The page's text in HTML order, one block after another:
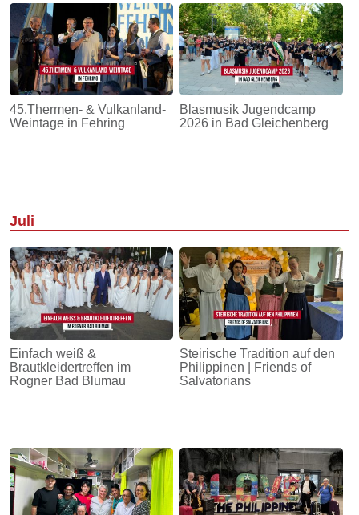
45.Thermen- & Vulkanland-
Weintage in Fehring
Blasmusik Jugendcamp
2026 in Bad Gleichenberg
Juli
Einfach weiß &
Brautkleidertreffen im
Rogner Bad Blumau
Steirische Tradition auf den
Philippinen | Friends of
Salvatorians